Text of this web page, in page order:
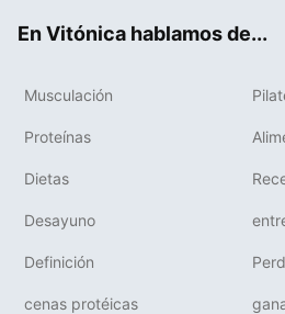
En Vitónica hablamos de...
Musculación
Proteínas
Dietas
Desayuno
Definición
cenas protéicas